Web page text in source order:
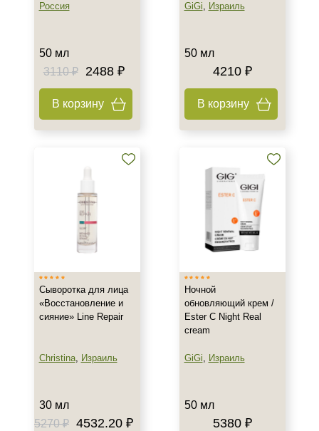
Обновление
Показать еще
Назначение против
Обновление клеток
Показать еще
Область применения
Тело
Объём
Россия
50 мл
3110 ₽
2488 ₽
В корзину
GiGi, Израиль
50 мл
4210 ₽
В корзину
Сыворотка для лица
«Восстановление и
сияние» Line Repair
Christina, Израиль
30 мл
5270 ₽ 4532.20 ₽
Ночной
обновляющий крем /
Ester C Night Real
cream
GiGi, Израиль
50 мл
5380 ₽